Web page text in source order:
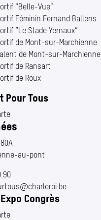
“Belle-Vue”
Féminin Fernand Ballens
“Le Stade Yernaux”
de Mont-sur-Marchienne
de Mont-sur-Marchienne
de Ransart
de Roux
Pour Tous
au-pont
Congrès